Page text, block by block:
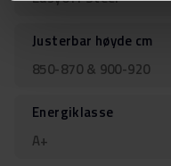
Justerbar høyde cm
850-870 & 900-920
Energiklasse
A+